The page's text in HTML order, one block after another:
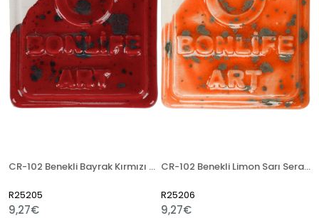
CR-102 Benekli Bayrak Kırmızı Seramik Artistik Sır
R25205
9,27€
CR-102 Benekli Limon Sarı Seramik Artistik Sır
R25206
9,27€